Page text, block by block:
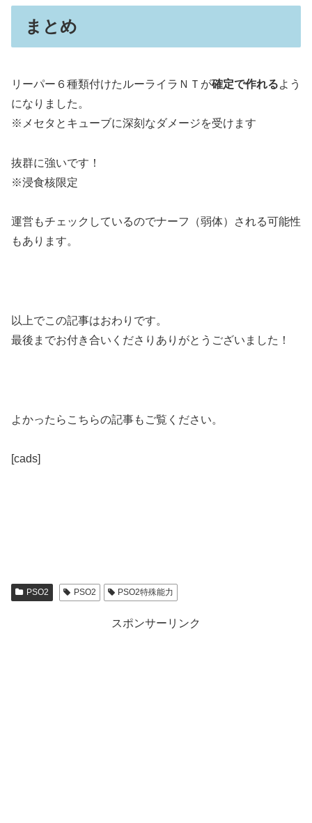
まとめ
リーパー６種類付けたルーライラＮＴが確定で作れるよう
になりました。
※メセタとキューブに深刻なダメージを受けます
抜群に強いです！
※浸食核限定
運営もチェックしているのでナーフ（弱体）される可能性
もあります。
以上でこの記事はおわりです。
最後までお付き合いくださりありがとうございました！
よかったらこちらの記事もご覧ください。
[cads]
PSO2 PSO2 PSO2特殊能力
スポンサーリンク